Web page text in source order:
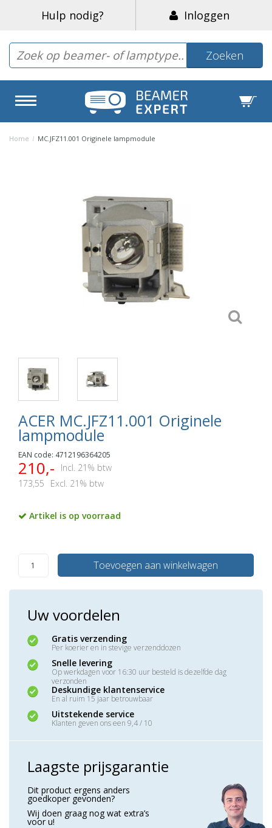
Hulp nodig? Inloggen
Zoeken
Home / MC.JFZ11.001 Originele lampmodule
ACER MC.JFZ11.001 Originele
lampmodule
EAN code: 4712196364205
210,-
Incl. 21% btw
173,55
Excl. 21% btw
Artikel is op voorraad
Toevoegen aan winkelwagen
Uw voordelen
Gratis verzending
Per koerier en in stevige verzenddozen
Snelle levering
Op werkdagen voor 16:30 uur besteld is dezelfde dag
verzonden
Deskundige klantenservice
En al ruim 15 jaar betrouwbaar
Uitstekende service
Klanten geven ons een 9,4 / 10
Laagste prijsgarantie
Dit product ergens anders
goedkoper gevonden?
Wij doen graag nog wat extra’s
voor u!